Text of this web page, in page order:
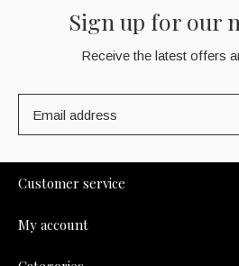
Sign up for our
Receive the latest offers
Customer service
My account